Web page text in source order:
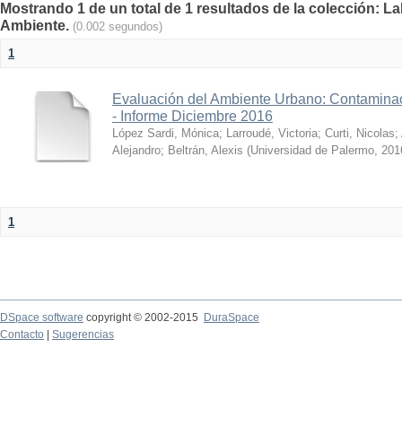
Mostrando 1 de un total de 1 resultados de la colección:
Ambiente. (0.002 segundos)
1
Evaluación del Ambiente Urbano:
- Informe Diciembre 2016
López Sardi, Mónica; Larroudé, Victoria; Curti, Nicolas;
Alejandro; Beltrán, Alexis (Universidad de Palermo,
1
DSpace software copyright © 2002-2015
DuraSpace
Contacto
Sugerencias